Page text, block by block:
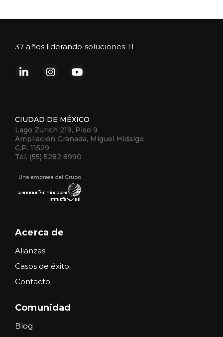
37 años liderando soluciones TI
CIUDAD DE MÉXICO
Lago Zurich 219, Piso 9
Ampliación Granada, Miguel Hidalgo
C.P. 11529
Tel. (55) 5282 8990
Acerca de
Alianzas
Casos de éxito
Contacto
Comunidad
Blog